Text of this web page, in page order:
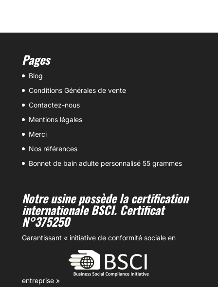
Pages
Blog
Conditions Générales de vente
Contactez-nous
Mentions légales
Merci
Nos références
Bonnet de bain adulte personnalisé 55 grammes
Notre usine possède la certification
internationale BSCI. Certificat
N°375250
Garantissant « initiative de conformité sociale en
entreprise »